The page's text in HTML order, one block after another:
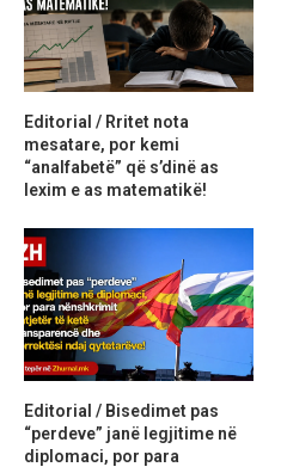
Editorial / Rritet nota
mesatare, por kemi
“analfabetë” që s’dinë as
lexim e as matematikë!
Editorial / Bisedimet pas
“perdeve” janë legjitime në
diplomaci, por para